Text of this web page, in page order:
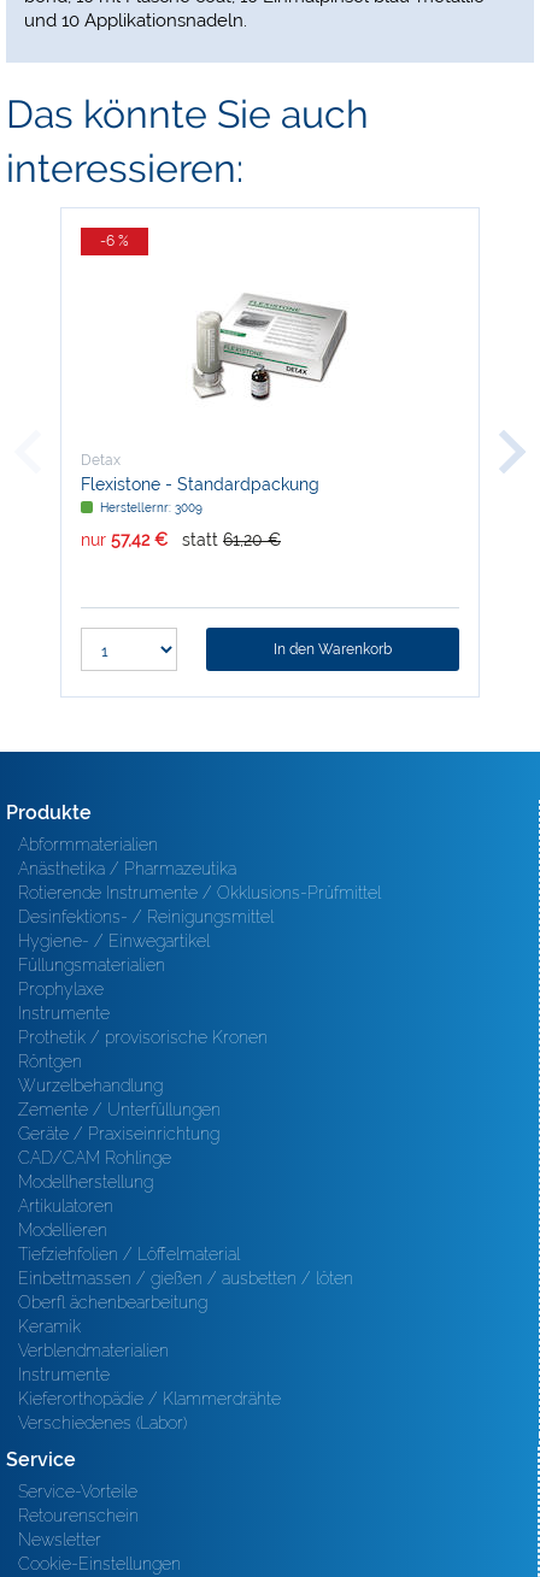
und 10 Applikationsnadeln.
Das könnte Sie auch
interessieren:
-6 %
Detax
Flexistone - Standardpackung
Herstellernr: 3009
nur 57,42 € statt 61,20 €
In den Warenkorb
Produkte
Abformmaterialien
Anästhetika / Pharmazeutika
Rotierende Instrumente / Okklusions-Prüfmittel
Desinfektions- / Reinigungsmittel
Hygiene- / Einwegartikel
Füllungsmaterialien
Prophylaxe
Instrumente
Prothetik / provisorische Kronen
Röntgen
Wurzelbehandlung
Zemente / Unterfüllungen
Geräte / Praxiseinrichtung
CAD/CAM Rohlinge
Modellherstellung
Artikulatoren
Modellieren
Tiefziehfolien / Löffelmaterial
Einbettmassen / gießen / ausbetten / löten
Oberfl ächenbearbeitung
Keramik
Verblendmaterialien
Instrumente
Kieferorthopädie / Klammerdrähte
Verschiedenes (Labor)
Service
Service-Vorteile
Retourenschein
Newsletter
Cookie-Einstellungen